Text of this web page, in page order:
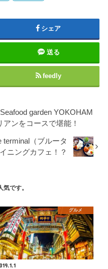
シェア
送る
feedly
garden YOKOHAM
ンをコースで堪能！
terminal（ブルータ
ニングカフェ！？
気です。
グルメ